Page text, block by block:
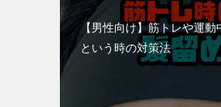
【男性向け】筋トレや運動
という時の対策法